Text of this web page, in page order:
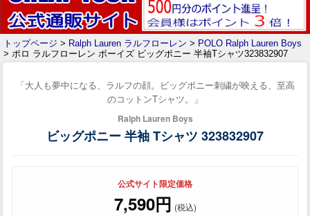
トップページ > Ralph Lauren ラルフローレン > POLO Ralph Lauren Boys
> ポロ ラルフローレン ボーイズ ビッグポニー 半袖Tシャツ323832907
「大人も夢中になる、ラルフの顔。ビッグポニー刺繍が映える、至高
のコットンTシャツ。」
Ralph Lauren Boys
ビッグポニー 半袖 Tシャツ 323832907
公式サイト限定価格
7,590円 (税込)